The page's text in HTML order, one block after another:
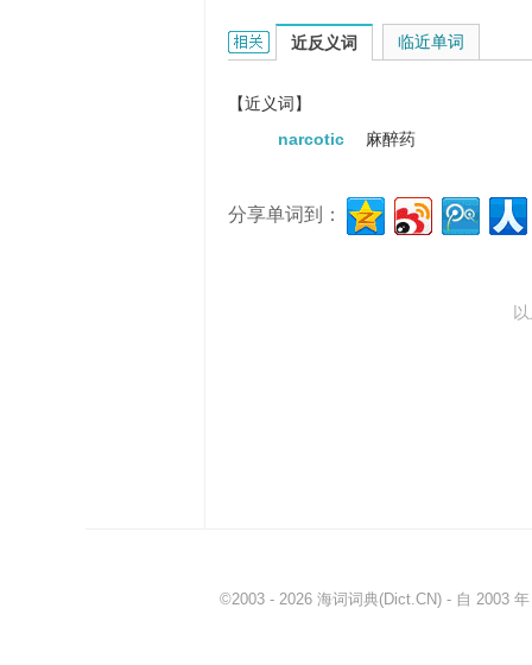
heroin的相关资料：
近反义词
【近义词】
narcotic
麻醉药
临近单词
分享单词到：
©2003 - 2026 海词词典(Dict.CN) - 自 2003